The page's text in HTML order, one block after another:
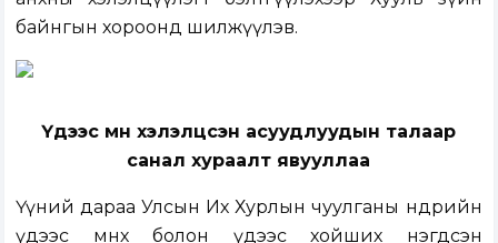
байнгын хороонд шилжүүлэв.
Үдээс өмнө хэлэлцсэн асуудлуудын талаар
санал хураалт явууллаа
Үүний дараа Улсын Их Хурлын чуулганы өнөөдрийн
үдээс өмнөх болон үдээс хойших нэгдсэн